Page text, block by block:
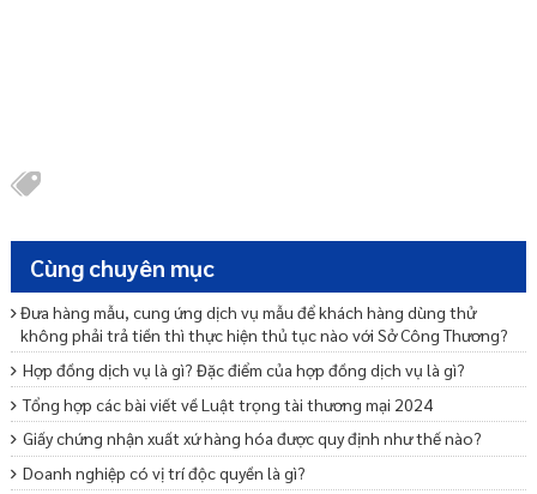
Cùng chuyên mục
Đưa hàng mẫu, cung ứng dịch vụ mẫu để khách hàng dùng thử
không phải trả tiền thì thực hiện thủ tục nào với Sở Công Thương?
Hợp đồng dịch vụ là gì? Đặc điểm của hợp đồng dịch vụ là gì?
Tổng hợp các bài viết về Luật trọng tài thương mại 2024
Giấy chứng nhận xuất xứ hàng hóa được quy định như thế nào?
Doanh nghiệp có vị trí độc quyền là gì?